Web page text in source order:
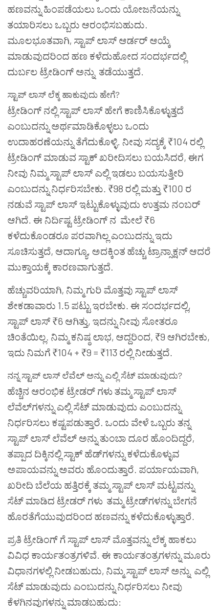
ಹಣವನ್ನು ಹಿಂಪಡೆಯಲು ಒಂದು ಯೋಜನೆಯನ್ನು
ತಯಾರಿಸಲು ಒಬ್ಬರು ಆರಂಭಿಸಬಹುದು.
ಮೂಲಭೂತವಾಗಿ, ಸ್ಟಾಪ್ ಲಾಸ್ ಆರ್ಡರ್ ಆಯ್ಕೆ
ಮಾಡುವುದರಿಂದ ಹಣ ಕಳೆದುಹೋದ ಸಂದರ್ಭದಲ್ಲಿ
ದುರ್ಬಲ ಟ್ರೇಡಿಂಗ್ ಅನ್ನು ತಡೆಯುತ್ತದೆ.
ಸ್ಟಾಪ್ ಲಾಸ್ ಲೆಕ್ಕ ಹಾಕುವುದು ಹೇಗೆ?
ಟ್ರೇಡಿಂಗ್ ನಲ್ಲಿ ಸ್ಟಾಪ್ ಲಾಸ್ ಹೇಗೆ ಕಾಣಿಸಿಕೊಳ್ಳುತ್ತದೆ
ಎಂಬುದನ್ನು ಅರ್ಥಮಾಡಿಕೊಳ್ಳಲು ಒಂದು
ಉದಾಹರಣೆಯನ್ನು ತೆಗೆದುಕೊಳ್ಳಿ. ನೀವು ಸದ್ಯಕ್ಕೆ ₹104 ರಲ್ಲಿ
ಟ್ರೇಡಿಂಗ್ ಮಾಡುವ ಸ್ಟಾಕ್ಖರೀದಿಸಲು ಬಯಸಿದರೆ, ಈಗ
ನೀವು ನಿಮ್ಮ ಸ್ಟಾಪ್ ಲಾಸ್ ಎಲ್ಲಿ ಇಡಲು ಬಯಸುತ್ತೀರಿ
ಎಂಬುದನ್ನು ನಿರ್ಧರಿಸಬೇಕು. ₹98 ರಲ್ಲಿ ಮತ್ತು ₹100 ರ
ನಡುವೆ ಸ್ಟಾಪ್ ಲಾಸ್ ಇಟ್ಟುಕೊಳ್ಳುವುದು ಉತ್ತಮ ನಂಬರ್
ಆಗಿದೆ. ಈ ನಿರ್ದಿಷ್ಟ ಟ್ರೇಡಿಂಗ್ ನ ಮೇಲೆ ₹6
ಕಳೆದುಕೊಂಡರೂ ಪರವಾಗಿಲ್ಲ ಎಂಬುದನ್ನು ಇದು
ಸೂಚಿಸುತ್ತದೆ, ಆದಾಗ್ಯೂ, ಅದಕ್ಕಿಂತ ಹೆಚ್ಚು ಟ್ರಾನ್ಸಾಕ್ಷನ್ ಆದರೆ
ಮುಕ್ತಾಯಕ್ಕೆ ಕಾರಣವಾಗುತ್ತದೆ.
ಹೆಚ್ಚುವರಿಯಾಗಿ, ನಿಮ್ಮ ಗುರಿ ಮೊತ್ತವು ಸ್ಟಾಪ್ ಲಾಸ್
ಶೇಕಡಾವಾರು 1.5 ಪಟ್ಟು ಇರಬೇಕು. ಈ ಸಂದರ್ಭದಲ್ಲಿ,
ಸ್ಟಾಪ್ ಲಾಸ್ ₹6 ಆಗಿತ್ತು, ಇದನ್ನು ನೀವು ಸೋತರೂ
ಚಿಂತೆಯಿಲ್ಲ. ನಿಮ್ಮ ಕನಿಷ್ಠ ಲಾಭ, ಆದ್ದರಿಂದ, ₹9 ಆಗಿರಬೇಕು,
ಇದು ನಿಮಗೆ ₹104 + ₹9 = ₹113 ರಲ್ಲಿ ನೀಡುತ್ತದೆ.
ನನ್ನ ಸ್ಟಾಪ್ ಲಾಸ್ ಲೆವೆಲ್ ಅನ್ನು ಎಲ್ಲಿ ಸೆಟ್ ಮಾಡುವುದು?
ಹೆಚ್ಚಿನ ಆರಂಭಿಕ ಟ್ರೇಡರ್ ಗಳು ತಮ್ಮ ಸ್ಟಾಪ್ ಲಾಸ್
ಲೆವೆಲ್ಗಳನ್ನು ಎಲ್ಲಿ ಸೆಟ್ ಮಾಡುವುದು ಎಂಬುದನ್ನು
ನಿರ್ಧರಿಸಲು ಕಷ್ಟಪಡುತ್ತಾರೆ. ಒಂದು ವೇಳೆಒಬ್ಬರು ತನ್ನ
ಸ್ಟಾಪ್ ಲಾಸ್ ಲೆವೆಲ್ ಅನ್ನು ತುಂಬಾ ದೂರ ಹೊಂದಿದ್ದರೆ,
ತಪ್ಪಾದ ದಿಕ್ಕಿನಲ್ಲಿ ಸ್ಟಾಕ್ ಹೆಡ್ಗಳನ್ನು ಕಳೆದುಕೊಳ್ಳುವ
ಅಪಾಯವನ್ನು ಅವರು ಹೊಂದುತ್ತಾರೆ. ಪರ್ಯಾಯವಾಗಿ,
ಖರೀದಿ ಬೆಲೆಯ ಹತ್ತಿರಕ್ಕೆ ತಮ್ಮ ಸ್ಟಾಪ್ ಲಾಸ್ ಮಟ್ಟವನ್ನು
ಸೆಟ್ ಮಾಡಿದ ಟ್ರೇಡರ್ ಗಳು ತಮ್ಮ ಟ್ರೇಡ್‌ಗಳನ್ನುಬೇಗನೆ
ಹೊರತೆಗೆಯುವುದರಿಂದ ಹಣವನ್ನು ಕಳೆದುಕೊಳ್ಳುತ್ತಾರೆ.
ಪ್ರತಿ ಟ್ರೇಡಿಂಗ್ ಗೆ ಸ್ಟಾಪ್ ಲಾಸ್ ಮೊತ್ತವನ್ನು ಲೆಕ್ಕ ಹಾಕಲು
ವಿವಿಧ ಕಾರ್ಯತಂತ್ರಗಳಿವೆ. ಈ ಕಾರ್ಯತಂತ್ರಗಳನ್ನು ಮೂರು
ವಿಧಾನಗಳಲ್ಲಿ ನೀಡಬಹುದು, ನಿಮ್ಮ ಸ್ಟಾಪ್ ಲಾಸ್ ಅನ್ನು ಎಲ್ಲಿ
ಸೆಟ್ ಮಾಡುವುದು ಎಂಬುದನ್ನು ನಿರ್ಧರಿಸಲು ನೀವು
ಕೆಳಗಿನವುಗಳನ್ನು ಮಾಡಬಹುದು: